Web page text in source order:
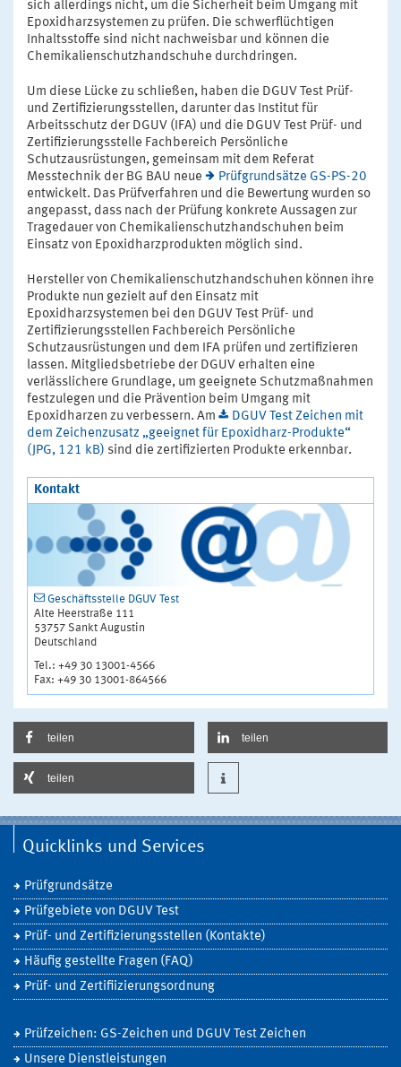
sich allerdings nicht, um die Sicherheit beim Umgang mit
Epoxidharzsystemen zu prüfen. Die schwerflüchtigen
Inhaltsstoffe sind nicht nachweisbar und können die
Chemikalienschutzhandschuhe durchdringen.
Um diese Lücke zu schließen, haben die DGUV Test Prüf-
und Zertifizierungsstellen, darunter das Institut für
Arbeitsschutz der DGUV (IFA) und die DGUV Test Prüf- und
Zertifizierungsstelle Fachbereich Persönliche
Schutzausrüstungen, gemeinsam mit dem Referat
Messtechnik der BG BAU neue
Prüfgrundsätze GS-PS-20
entwickelt. Das Prüfverfahren und die Bewertung wurden so
angepasst, dass nach der Prüfung konkrete Aussagen zur
Tragedauer von Chemikalienschutzhandschuhen beim
Einsatz von Epoxidharzprodukten möglich sind.
Hersteller von Chemikalienschutzhandschuhen können ihre
Produkte nun gezielt auf den Einsatz mit
Epoxidharzsystemen bei den DGUV Test Prüf- und
Zertifizierungsstellen Fachbereich Persönliche
Schutzausrüstungen und dem IFA prüfen und zertifizieren
lassen. Mitgliedsbetriebe der DGUV erhalten eine
verlässlichere Grundlage, um geeignete Schutzmaßnahmen
festzulegen und die Prävention beim Umgang mit
Epoxidharzen zu verbessern. Am
DGUV Test Zeichen mit
dem Zeichenzusatz „geeignet für Epoxidharz-Produkte“
(JPG, 121 kB) sind die zertifizierten Produkte erkennbar.
Kontakt
Geschäftsstelle DGUV Test
Alte Heerstraße 111
53757 Sankt Augustin
Deutschland
Tel.: +49 30 13001-4566
Fax: +49 30 13001-864566
teilen teilen
teilen
Quicklinks und Services
Prüfgrundsätze
Prüfgebiete von DGUV Test
Prüf- und Zertifizierungsstellen (Kontakte)
Häufig gestellte Fragen (FAQ)
Prüf- und Zertifiizierungsordnung
Prüfzeichen: GS-Zeichen und DGUV Test Zeichen
Unsere Dienstleistungen